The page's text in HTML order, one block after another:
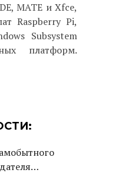
MATE и Xfce,
Raspberry Pi,
Subsystem
платформ.